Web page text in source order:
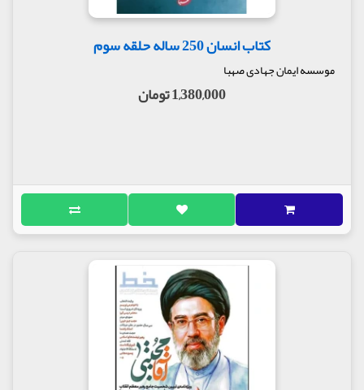
کتاب انسان 250 ساله حلقه سوم
موسسه ایمان جهادی صهبا
1,380,000 تومان